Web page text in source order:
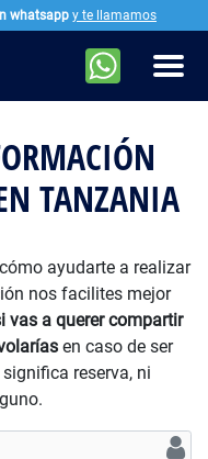
TANZANIA
ayudarte a realizar
nos facilites mejor
vas a querer compartir
en caso de ser
reserva, ni
whatsapp y te llamamos